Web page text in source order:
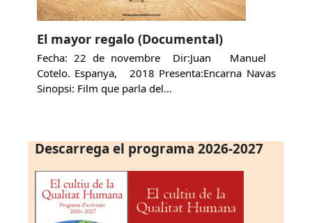
El mayor regalo (Documental)
Fecha: 22 de novembre Dir:Juan Manuel
Cotelo. Espanya, 2018 Presenta:Encarna Navas
Sinopsi: Film que parla del…
Descarrega el programa 2026-2027